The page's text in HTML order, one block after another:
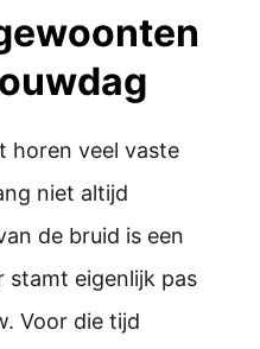
horen veel vaste
niet altijd
de bruid is een
stamt eigenlijk pas
Voor die tijd